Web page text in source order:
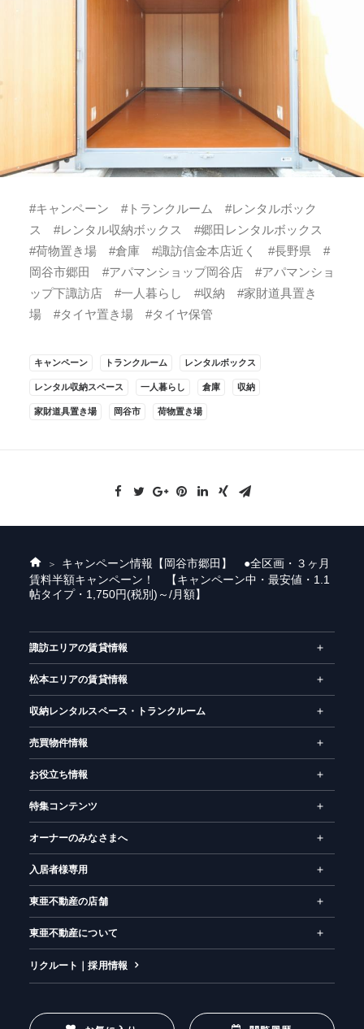
#キャンペーン #トランクルーム #レンタルボック
ス #レンタル収納ボックス #郷田レンタルボックス
#荷物置き場 #倉庫 #諏訪信金本店近く #長野県 #
岡谷市郷田 #アパマンショップ岡谷店 #アパマンショ
ップ下諏訪店 #一人暮らし #収納 #家財道具置き
場 #タイヤ置き場 #タイヤ保管
キャンペーン トランクルーム レンタルボックス
レンタル収納スペース 一人暮らし 倉庫 収納
家財道具置き場 岡谷市 荷物置き場
ホ
ー
ム
キャンペーン情報 【岡谷市郷田】 ●全区画・３ヶ月
賃料半額キャンペーン！ 【キャンペーン中・最安値・1.1
帖タイプ・1,750円(税別)～/月額】
諏訪エリアの賃貸情報
松本エリアの賃貸情報
収納レンタルスペース・トランクルーム
売買物件情報
お役立ち情報
特集コンテンツ
オーナーのみなさまへ
入居者様専用
東亜不動産の店舗
東亜不動産について
リクルート｜採用情報